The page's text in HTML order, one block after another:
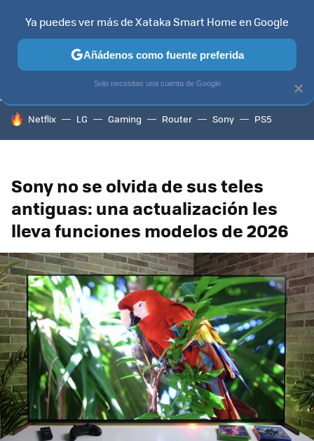
TELEVISORES CONTENIDOS SMART TV SELECCIÓN
HOY SE HABLA DE
Netflix LG Gaming Router Sony PS5
Sony no se olvida de sus teles
antiguas: una actualización les
lleva funciones modelos de 2026
×
Ya puedes ver más de Xataka Smart Home en Google
Añádenos como fuente preferida
Solo necesitas una cuenta de Google